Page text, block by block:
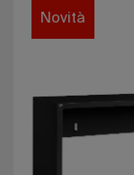
Tojo-
Novità